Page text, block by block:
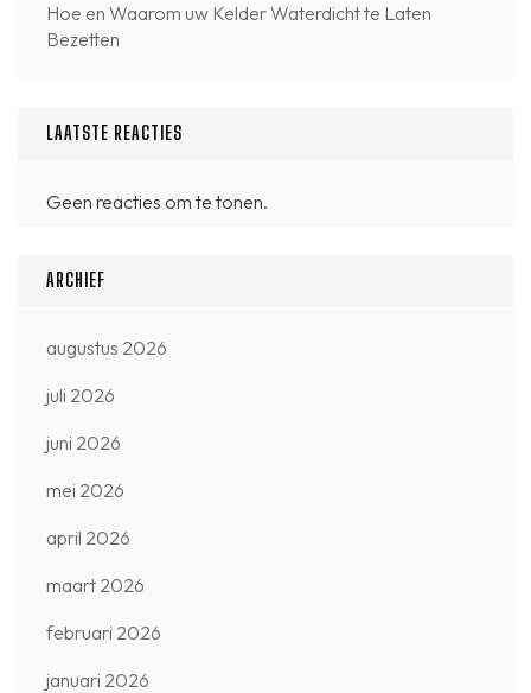
Hoe en Waarom uw Kelder Waterdicht te Laten
Bezetten
LAATSTE REACTIES
Geen reacties om te tonen.
ARCHIEF
augustus 2026
juli 2026
juni 2026
mei 2026
april 2026
maart 2026
februari 2026
januari 2026